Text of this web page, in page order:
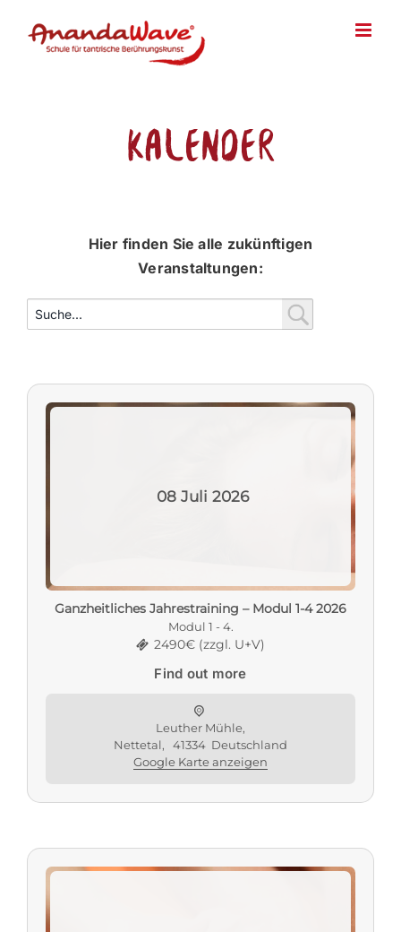
Inhalt
Kalender
Hier finden Sie alle zukünftigen
Veranstaltungen:
08 Juli 2026
Ganzheitliches Jahrestraining – Modul 1-4 2026
Modul 1 - 4.
2490€ (zzgl. U+V)
Find out more
Leuther Mühle,
Nettetal, 41334 Deutschland
Google Karte anzeigen